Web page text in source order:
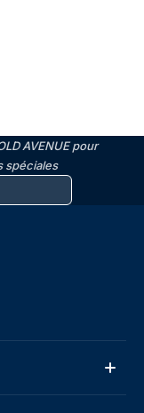
AVENUE pour
spéciales